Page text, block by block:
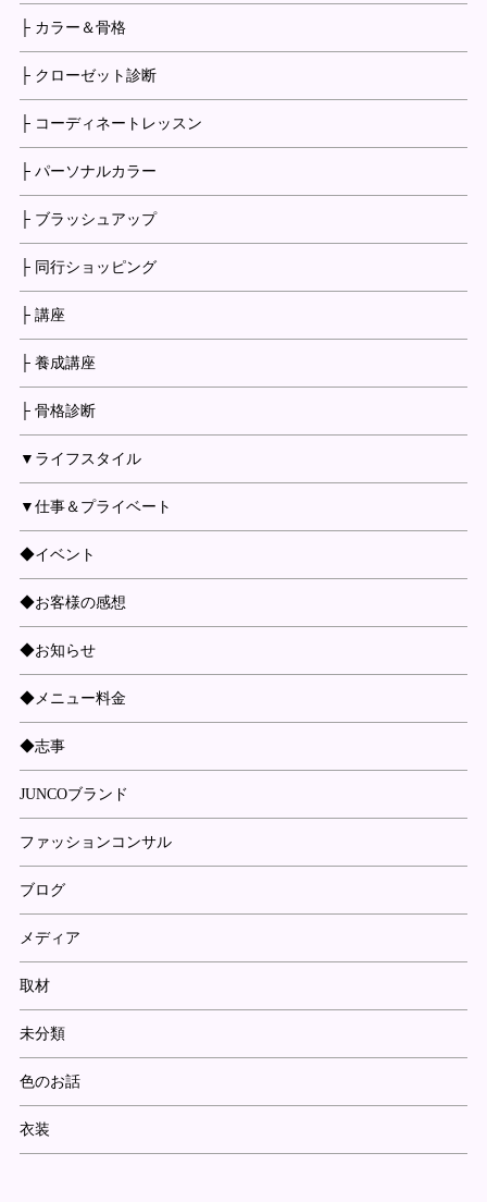
├ カラー＆骨格
├ クローゼット診断
├ コーディネートレッスン
├ パーソナルカラー
├ ブラッシュアップ
├ 同行ショッピング
├ 講座
├ 養成講座
├ 骨格診断
▼ライフスタイル
▼仕事＆プライベート
◆イベント
◆お客様の感想
◆お知らせ
◆メニュー料金
◆志事
JUNCOブランド
ファッションコンサル
ブログ
メディア
取材
未分類
色のお話
衣装